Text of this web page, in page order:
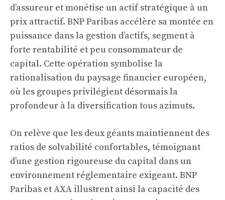
d’assureur et monétise un actif stratégique à un
prix attractif. BNP Paribas accélère sa montée en
puissance dans la gestion d’actifs, segment à
forte rentabilité et peu consommateur de
capital. Cette opération symbolise la
rationalisation du paysage financier européen,
où les groupes privilégient désormais la
profondeur à la diversification tous azimuts.
On relève que les deux géants maintiennent des
ratios de solvabilité confortables, témoignant
d’une gestion rigoureuse du capital dans un
environnement réglementaire exigeant. BNP
Paribas et AXA illustrent ainsi la capacité des